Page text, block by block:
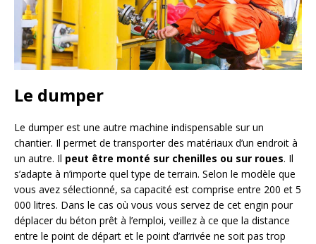
Le dumper
Le dumper est une autre machine indispensable sur un
chantier. Il permet de transporter des matériaux d’un endroit à
un autre. Il peut être monté sur chenilles ou sur roues. Il
s’adapte à n’importe quel type de terrain. Selon le modèle que
vous avez sélectionné, sa capacité est comprise entre 200 et 5
000 litres. Dans le cas où vous vous servez de cet engin pour
déplacer du béton prêt à l’emploi, veillez à ce que la distance
entre le point de départ et le point d’arrivée ne soit pas trop